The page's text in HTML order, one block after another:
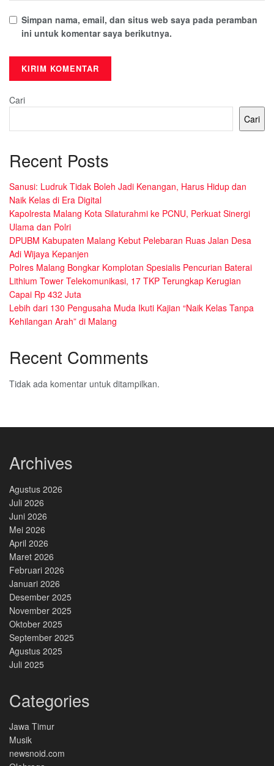
Simpan nama, email, dan situs web saya pada peramban
ini untuk komentar saya berikutnya.
Cari
Cari
Recent Posts
Sanusi: Ludruk Tidak Boleh Jadi Kenangan, Harus Hidup dan
Naik Kelas di Era Digital
Kapolresta Malang Kota Silaturahmi ke PCNU, Perkuat Sinergi
Ulama dan Polri
DPUBM Kabupaten Malang Kebut Pelebaran Ruas Jalan Desa
Adi Wijaya Kepanjen
Polres Malang Bongkar Komplotan Spesialis Pencurian Baterai
Lithium Tower Telekomunikasi, 17 TKP Terungkap Kerugian
Capai Rp 432 Juta
Lebih dari 130 Pengusaha Muda Ikuti Kajian “Naik Kelas Tanpa
Kehilangan Arah” di Malang
Recent Comments
Tidak ada komentar untuk ditampilkan.
Archives
Agustus 2026
Juli 2026
Juni 2026
Mei 2026
April 2026
Maret 2026
Februari 2026
Januari 2026
Desember 2025
November 2025
Oktober 2025
September 2025
Agustus 2025
Juli 2025
Categories
Jawa Timur
Musik
newsnoid.com